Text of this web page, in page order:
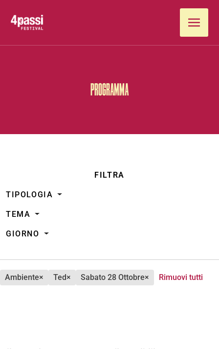
PROGRAMMA
FILTRA
TIPOLOGIA
TEMA
GIORNO
ambiente× ted× sabato 28 Ottobre× Rimuovi tutti